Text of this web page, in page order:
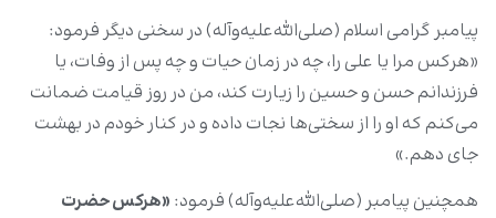
پیامبر گرامی اسلام (صلی‌الله‌علیه‌وآله) در سخنی دیگر فرمود:
«هرکس مرا یا علی را، چه در زمان حیات و چه پس از وفات، یا
فرزندانم حسن و حسین را زیارت کند، من در روز قیامت ضمانت
می‌کنم که او را از سختی‌ها نجات داده و در کنار خودم در بهشت
جای دهم.»
همچنین پیامبر (صلی‌الله‌علیه‌وآله) فرمود: «هرکس حضرت